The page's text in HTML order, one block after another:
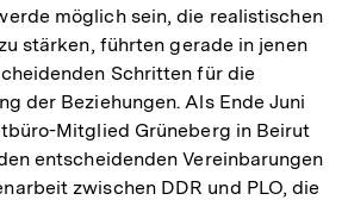
möglich sein, die realistischen
stärken, führten gerade in jenen
Schritten für die
der Beziehungen. Als Ende Juni
Mitglied Grüneberg in Beirut
entscheidenden Vereinbarungen
zwischen DDR und PLO, die